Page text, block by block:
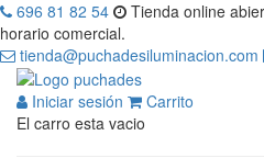
696 81 82 54 Tienda online
horario comercial.
tienda@puchadesiluminacion.com
Iniciar sesión
Carrito
El carro esta vacio